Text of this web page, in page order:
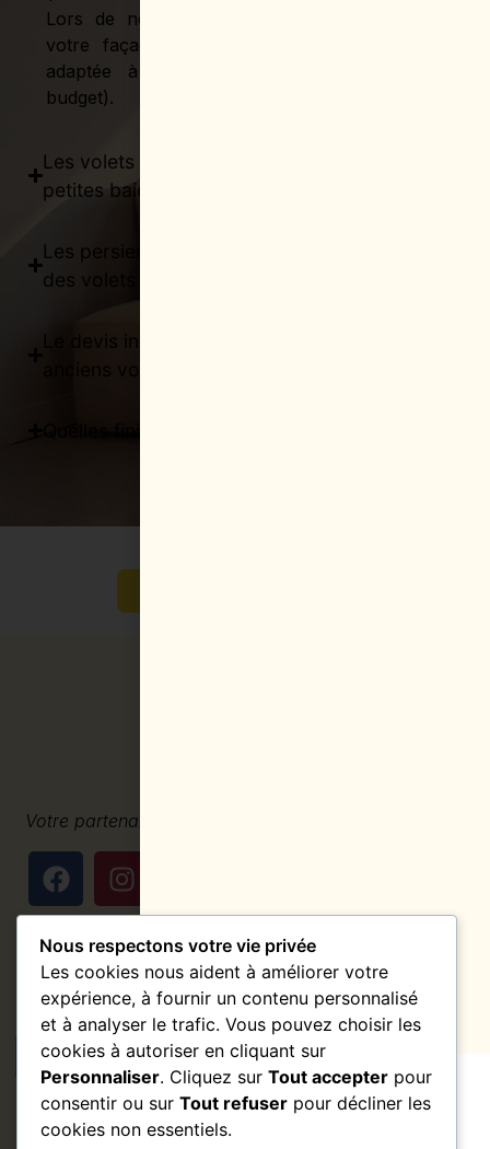
Lors de notre
votre façade et vous conseillons la solution
adaptée à votre situation (exposition, PLU,
budget).
Les volets coulissants conviennent-ils aux
petites baies ?
Les persiennes protègent-elles autant que
des volets pleins ?
Le devis inclut-il la dépose et l'évacuation des
anciens volets ?
Votre partenaire professionnel pour vos ouvertures &
L'entreprise
Mentions légales
Nous découvrir
Service après-vente
Nous respectons votre vie privée
Les cookies nous aident à améliorer votre
expérience, à fournir un contenu personnalisé
et à analyser le trafic. Vous pouvez choisir les
cookies à autoriser en cliquant sur
Personnaliser. Cliquez sur Tout accepter pour
consentir ou sur Tout refuser pour décliner les
cookies non essentiels.